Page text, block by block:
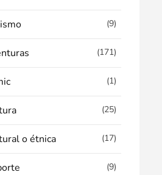
(9)
(171)
(1)
(25)
o étnica (17)
(9)